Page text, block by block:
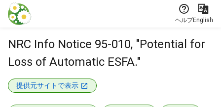
本文に飛ぶ
ヘルプEnglish
NRC Info Notice 95-010, "Potential for
Loss of Automatic ESFA."
提供元サイトで表示